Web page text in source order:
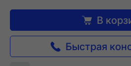
В
Быстрая